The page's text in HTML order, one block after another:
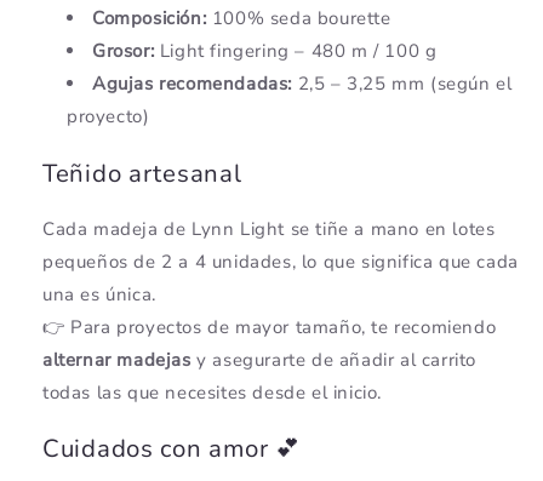
Composición: 100% seda bourette
Grosor: Light fingering – 480 m / 100 g
Agujas recomendadas: 2,5 – 3,25 mm (según el
proyecto)
Teñido artesanal
Cada madeja de Lynn Light se tiñe a mano en lotes
pequeños de 2 a 4 unidades, lo que significa que cada
una es única.
👉 Para proyectos de mayor tamaño, te recomiendo
alternar madejas y asegurarte de añadir al carrito
todas las que necesites desde el inicio.
Cuidados con amor 💕